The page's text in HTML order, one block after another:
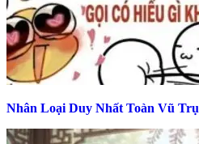
Nhân Loại Duy Nhất Toàn Vũ Trụ